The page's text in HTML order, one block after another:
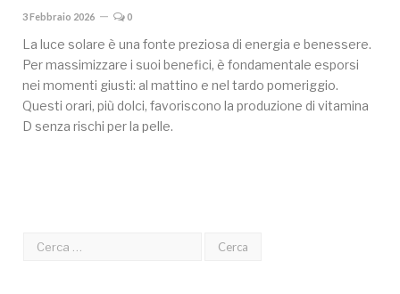
3 Febbraio 2026 0
La luce solare è una fonte preziosa di energia e benessere.
Per massimizzare i suoi benefici, è fondamentale esporsi
nei momenti giusti: al mattino e nel tardo pomeriggio.
Questi orari, più dolci, favoriscono la produzione di vitamina
D senza rischi per la pelle.